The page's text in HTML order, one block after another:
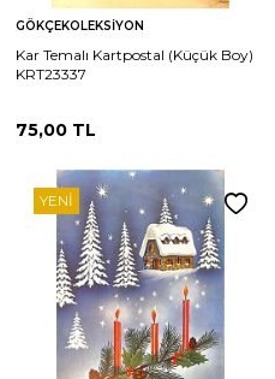
GÖKÇEKOLEKSIYON
Kar Temalı Kartpostal (Küçük Boy)
KRT23337
75,00 TL
YENI